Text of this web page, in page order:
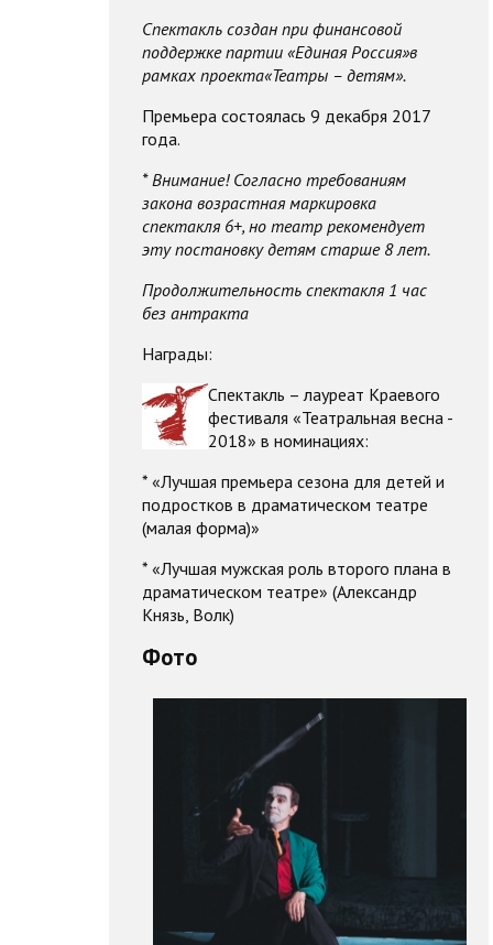
Спектакль создан при финансовой
поддержке партии «Единая Россия»в
рамках проекта«Театры – детям».
Премьера состоялась 9 декабря 2017
года.
* Внимание! Согласно требованиям
закона возрастная маркировка
спектакля 6+, но театр рекомендует
эту постановку детям старше 8 лет.
Продолжительность спектакля 1 час
без антракта
Награды:
Спектакль – лауреат Краевого
фестиваля «Театральная весна -
2018» в номинациях:
* «Лучшая премьера сезона для детей и
подростков в драматическом театре
(малая форма)»
* «Лучшая мужская роль второго плана в
драматическом театре» (Александр
Князь, Волк)
Фото